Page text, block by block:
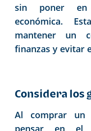
sin poner en
económica.
mantener un
finanzas y evitar
Considera los
Al comprar un
pensar en el